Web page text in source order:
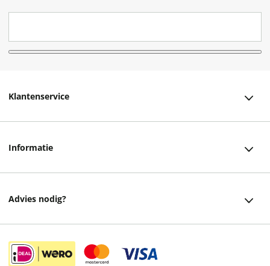
Klantenservice
Retourneren
Informatie
Advies nodig?
Instagram